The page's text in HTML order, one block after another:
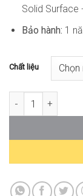
Solid Surface
Bảo hành: 1
Chất liệu
Bàn Góc Sofa